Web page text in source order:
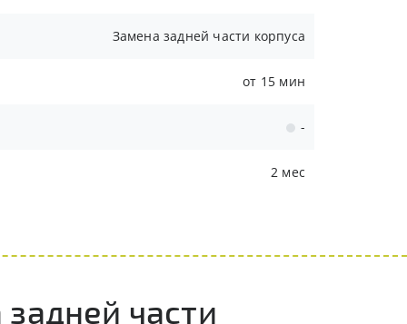
Замена задней части корпуса
от 15 мин
-
2 мес
части